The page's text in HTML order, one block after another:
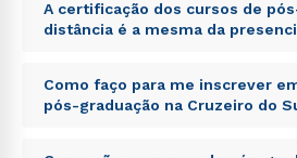
A certificação dos cursos de
distância é a mesma da
Sed ut perspiciatis unde omnis
voluptatem accusantium
totam rem aperiam, eaque ipsa
Como faço para me inscrever
pós-graduação na Cruzeiro do
Sed ut perspiciatis unde omnis